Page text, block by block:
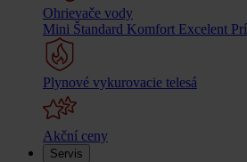
Ohrievače vody
Mini Štandard Komfort Excelent
Plynové vykurovacie telesá
Akční ceny
Servis